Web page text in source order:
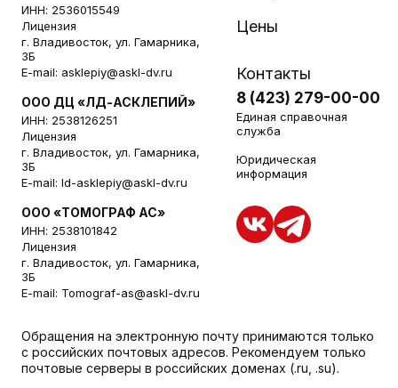
ИНН: 2536015549
Лицензия
г. Владивосток, ул. Гамарника,
3Б
E-mail: asklepiy@askl-dv.ru
ООО ДЦ «ЛД-АСКЛЕПИЙ»
ИНН: 2538126251
Лицензия
г. Владивосток, ул. Гамарника,
3Б
E-mail: ld-asklepiy@askl-dv.ru
ООО «ТОМОГРАФ АС»
ИНН: 2538101842
Лицензия
г. Владивосток, ул. Гамарника,
3Б
E-mail: Tomograf-as@askl-dv.ru
Цены
Контакты
8 (423) 279-00-00
Единая справочная
служба
Юридическая
информация
Обращения на электронную почту принимаются только
с российских почтовых адресов. Рекомендуем только
почтовые серверы в российских доменах (.ru, .su).